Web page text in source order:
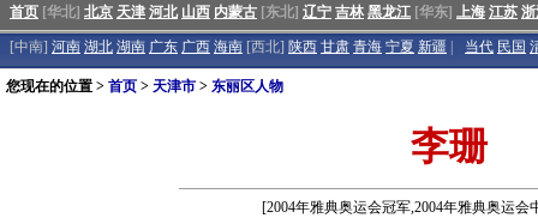
首页 [华北] 北京 天津 河北 山西 内蒙古 [东北] 辽宁 吉林 黑龙江 [华东] 上海 江苏
[中南] 河南 湖北 湖南 广东 广西 海南 [西北] 陕西 甘肃 青海 宁夏 新疆 当代 民国
您现在的位置 > 首页 > 天津市 > 东丽区人物
李珊
[2004年雅典奥运会冠军,2004年雅典奥运会